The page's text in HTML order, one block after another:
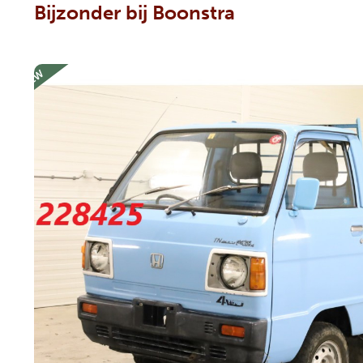
Bijzonder bij Boonstra
NEW